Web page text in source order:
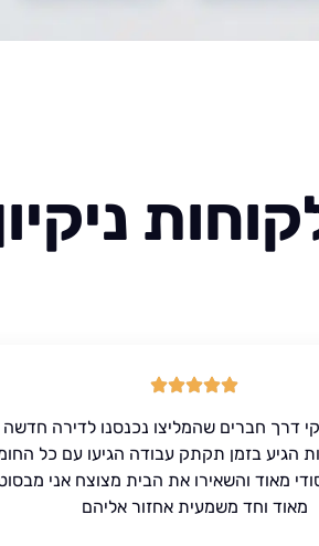
דרך חברים שהמליצו נכנסנו לדירה חדשה
הגיע בזמן תקתק עבודה הגיעו עם כל
מאוד והשאירו את הבית מצוצח אני
מאוד וחד משמעית אחזור אליהם